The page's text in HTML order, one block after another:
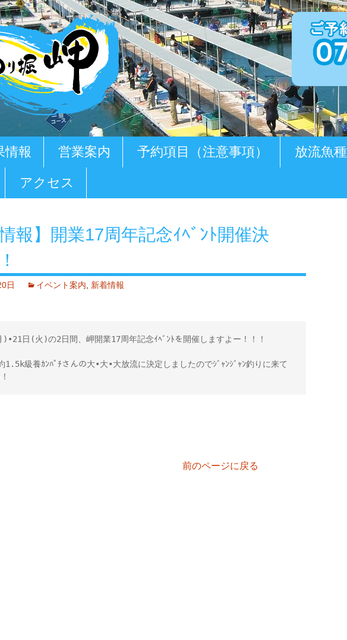
情報 営業案内 予約項目（注意事項） 放流魚種
アクセス
情報】開業17周年記念ｲﾍﾞﾝﾄ開催決
日 イベント案内 新着情報
日(火)の2日間、岬開業17周年記念ｲﾍﾞﾝﾄを開催しますよー！！！
1.5k級養ｶﾝﾊﾟﾁさんの大•大•大放流に決定しましたのでｼﾞｬﾝｼﾞｬﾝ釣りに来て
前のページに戻る